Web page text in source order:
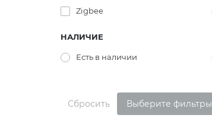
Zigbee
НАЛИЧИЕ
Есть в наличии
Сбросить Выберите фильтры